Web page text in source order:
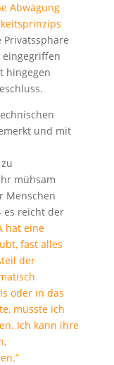
Abwägung
Privatssphäre
hingegen
und mit
mühsam
Menschen
es reicht der
hat eine
fast alles
der
oder in das
müsste ich
Ich kann ihre